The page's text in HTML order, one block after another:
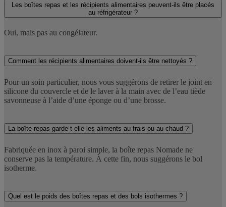
Les boîtes repas et les récipients alimentaires peuvent-ils être placés
au réfrigérateur ?
Oui, mais pas au congélateur.
Comment les récipients alimentaires doivent-ils être nettoyés ?
Pour un soin particulier, nous vous suggérons de retirer le joint en
silicone du couvercle et de le laver à la main avec de l’eau tiède
savonneuse à l’aide d’une éponge ou d’une brosse.
La boîte repas garde-t-elle les aliments au frais ou au chaud ?
Fabriquée en inox à paroi simple, la boîte repas Nomade ne
conserve pas la température. À cette fin, nous suggérons le bol
isotherme.
Quel est le poids des boîtes repas et des bols isothermes ?